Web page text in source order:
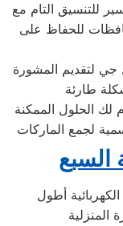
للتنسيق التام مع
للحفاظ على
جي لتقديم المشورة
طارئة
الحلول الممكنة
لجمع الماركات
أطول